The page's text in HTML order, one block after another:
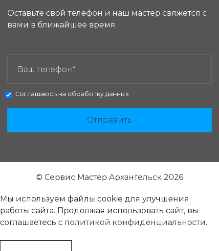
Оставьте свой телефон и наш мастер свяжется с
вами в ближайшее время.
Соглашаюсь на обработку данных
Отправить
© Сервис Мастер Архангельск 2026
Мы используем файлы cookie для улучшения
работы сайта. Продолжая использовать сайт, вы
соглашаетесь с политикой конфиденциальности.